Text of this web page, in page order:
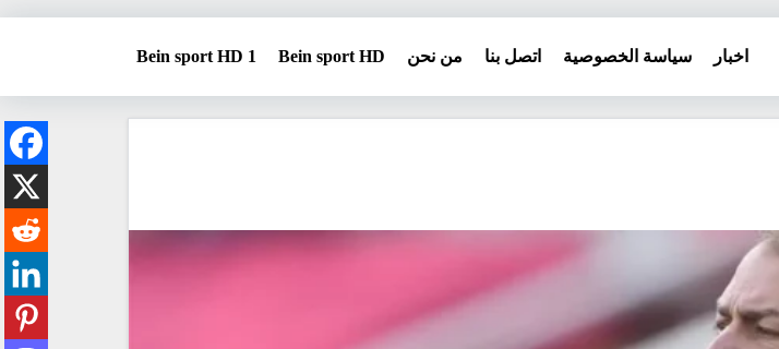
اخبار سياسة الخصوصية اتصل بنا من نحن Bein sport HD
Bein sport HD 1